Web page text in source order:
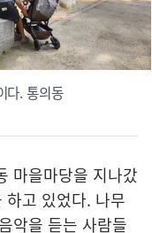
다. 통의동
마을마당을 지나갔
고 있었다. 나무
악을 듣는 사람들